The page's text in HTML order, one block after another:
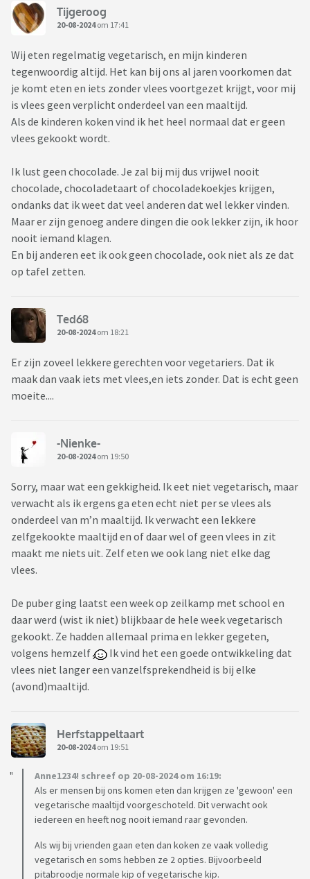
Tijgeroog
20-08-2024om 17:41
Wij eten regelmatig vegetarisch, en mijn kinderen
tegenwoordig altijd. Het kan bij ons al jaren voorkomen dat
je komt eten en iets zonder vlees voortgezet krijgt, voor mij
is vlees geen verplicht onderdeel van een maaltijd.
Als de kinderen koken vind ik het heel normaal dat er geen
vlees gekookt wordt.
Ik lust geen chocolade. Je zal bij mij dus vrijwel nooit
chocolade, chocoladetaart of chocoladekoekjes krijgen,
ondanks dat ik weet dat veel anderen dat wel lekker vinden.
Maar er zijn genoeg andere dingen die ook lekker zijn, ik hoor
nooit iemand klagen.
En bij anderen eet ik ook geen chocolade, ook niet als ze dat
op tafel zetten.
Ted68
20-08-2024om 18:21
Er zijn zoveel lekkere gerechten voor vegetariers. Dat ik
maak dan vaak iets met vlees,en iets zonder. Dat is echt geen
moeite....
-Nienke-
20-08-2024om 19:50
Sorry, maar wat een gekkigheid. Ik eet niet vegetarisch, maar
verwacht als ik ergens ga eten echt niet per se vlees als
onderdeel van m’n maaltijd. Ik verwacht een lekkere
zelfgekookte maaltijd en of daar wel of geen vlees in zit
maakt me niets uit. Zelf eten we ook lang niet elke dag
vlees.
De puber ging laatst een week op zeilkamp met school en
daar werd (wist ik niet) blijkbaar de hele week vegetarisch
gekookt. Ze hadden allemaal prima en lekker gegeten,
volgens hemzelf
Ik vind het een goede ontwikkeling dat
vlees niet langer een vanzelfsprekendheid is bij elke
(avond)maaltijd.
Herfstappeltaart
20-08-2024om 19:51
Anne1234! schreef op 20-08-2024 om 16:19:
Als er mensen bij ons komen eten dan krijgen ze 'gewoon' een
vegetarische maaltijd voorgeschoteld. Dit verwacht ook
iedereen en heeft nog nooit iemand raar gevonden.
Als wij bij vrienden gaan eten dan koken ze vaak volledig
vegetarisch en soms hebben ze 2 opties. Bijvoorbeeld
pitabroodje normale kip of vegetarische kip.